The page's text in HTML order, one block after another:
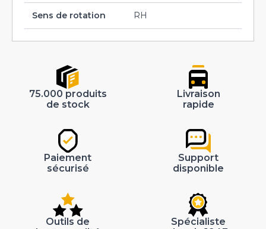
Sens de rotation RH
75.000 produits
de stock
Livraison
rapide
Paiement
sécurisé
Support
disponible
Outils de
Spécialiste